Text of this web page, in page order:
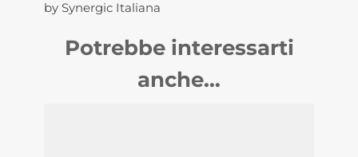
by Synergic Italiana
Potrebbe interessarti
anche…